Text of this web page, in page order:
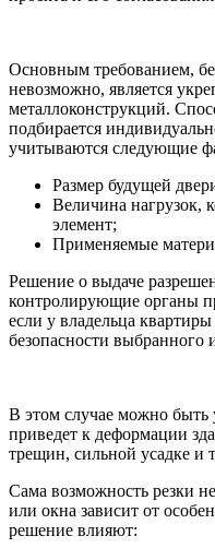
Основным требованием,
невозможно, является
металлоконструкций.
подбирается
учитываются следующие
Размер будущей
Величина нагрузок,
элемент;
Применяемые
Решение о выдаче
контролирующие органы
если у владельца
безопасности
В этом случае можно быть
приведет к деформации
трещин, сильной усадке и
Сама возможность резки
или окна зависит от
решение влияют: